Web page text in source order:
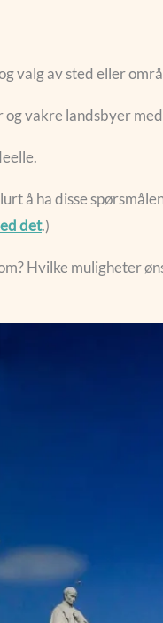
valg av sted eller
vakre landsbyer
å ha disse
det.)
Hvilke muligheter